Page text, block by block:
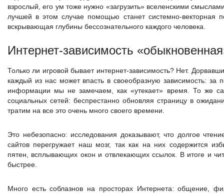
взрослый, его ум тоже нужно «загрузить» вселенскими
лучшей в этом случае помощью станет системно-векторная
вскрывающая глубины бессознательного каждого человека.
Интернет-зависимость
Только ли игровой бывает интернет-зависимость? Нет.
каждый из нас может впасть в своеобразную зависимость: за
информации мы не замечаем, как «утекает» время. То же
социальных сетей: беспрестанно обновляя страницу в
тратим на все это очень много своего времени.
Это небезопасно: исследования доказывают, что долгое
сайтов перегружает наш мозг, так как на них содержится
пятен, всплывающих окон и отвлекающих ссылок. В итоге и
быстрее.
Много есть соблазнов на просторах Интернета: общение,